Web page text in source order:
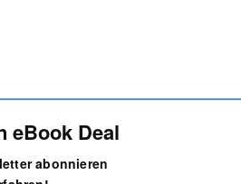
eBook Deal
abonnieren